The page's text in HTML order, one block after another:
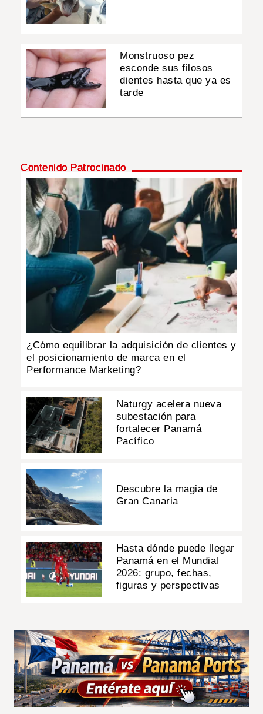
Monstruoso pez
esconde sus filosos
dientes hasta que ya es
tarde
Contenido Patrocinado
¿Cómo equilibrar la adquisición de clientes y
el posicionamiento de marca en el
Performance Marketing?
Naturgy acelera nueva
subestación para
fortalecer Panamá
Pacífico
Descubre la magia de
Gran Canaria
Hasta dónde puede llegar
Panamá en el Mundial
2026: grupo, fechas,
figuras y perspectivas